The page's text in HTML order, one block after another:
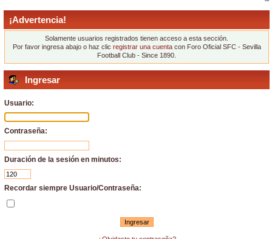
¡Advertencia!
Solamente usuarios registrados tienen acceso a esta sección.
Por favor ingresa abajo o haz clic registrar una cuentacon Foro Oficial SFC - Sevilla
Football Club - Since 1890.
Ingresar
Usuario:
Contraseña:
Duración de la sesión en minutos:
Recordar siempre Usuario/Contraseña: